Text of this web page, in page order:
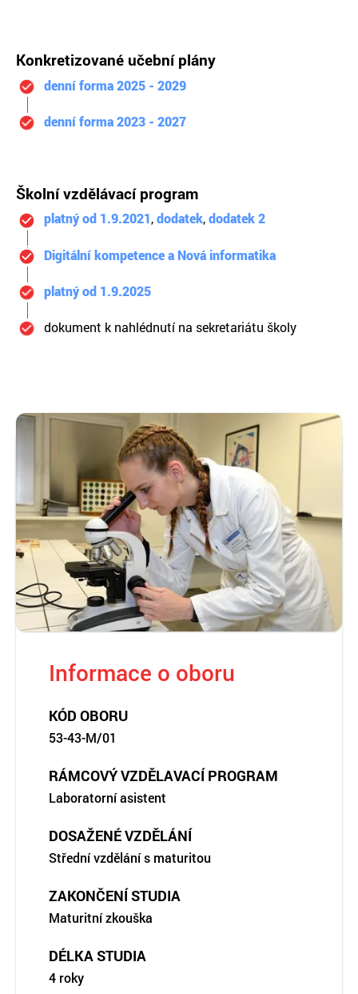
Konkretizované učební plány
denní forma 2025 - 2029
denní forma 2023 - 2027
Školní vzdělávací program
platný od 1.9.2021,dodatek,dodatek 2
Digitální kompetence a Nová informatika
platný od 1.9.2025
dokument k nahlédnutí na sekretariátu školy
Informace o oboru
KÓD OBORU
53-43-M/01
RÁMCOVÝ VZDĚLAVACÍ PROGRAM
Laboratorní asistent
DOSAŽENÉ VZDĚLÁNÍ
Střední vzdělání s maturitou
ZAKONČENÍ STUDIA
Maturitní zkouška
DÉLKA STUDIA
4 roky